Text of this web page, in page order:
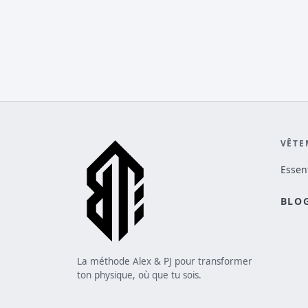
La méthode Alex & PJ pour transformer
ton physique, où que tu sois.